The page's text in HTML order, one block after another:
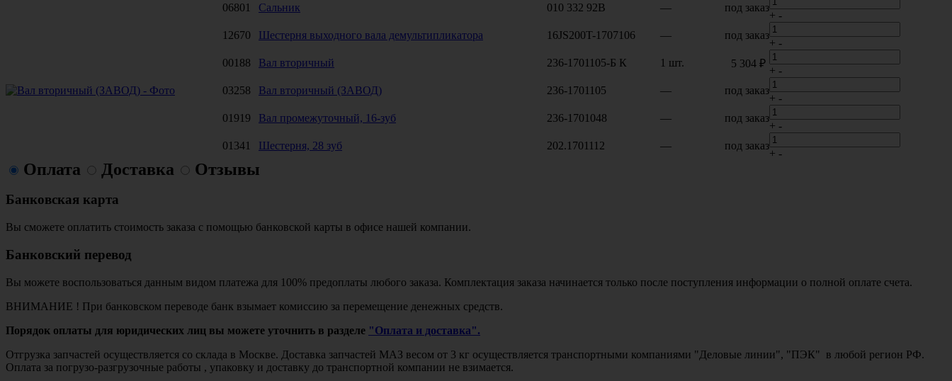
06801
Сальник 010 332 92B — под заказ
+ -
12670
Шестерня выходного вала демультипликатора 16JS200T-1707106 — под заказ
+ -
00188
Вал вторичный 236-1701105-Б К 1 шт. 5 304 ₽
+ -
03258
Вал вторичный (ЗАВОД) 236-1701105 — под заказ
+ -
01919
Вал промежуточный, 16-зуб 236-1701048 — под заказ
+ -
01341
Шестерня, 28 зуб 202.1701112 — под заказ
+ -
Оплата Доставка Отзывы
Банковская карта
Вы сможете оплатить стоимость заказа с помощью банковской карты в офисе нашей компании.
Банковский перевод
Вы можете воспользоваться данным видом платежа для 100% предоплаты любого заказа. Комплектация заказа начинается только после поступления информации о полной оплате счета.
ВНИМАНИЕ ! При банковском переводе банк взымает комиссию за перемещение денежных средств.
Порядок оплаты для юридических лиц вы можете уточнить в разделе "Оплата и доставка".
Отгрузка запчастей осуществляется со склада в Москве. Доставка запчастей МАЗ весом от 3 кг осуществляется транспортными компаниями "Деловые линии", "ПЭК" в любой регион РФ.
Оплата за погрузо-разгрузочные работы , упаковку и доставку до транспортной компании не взимается.